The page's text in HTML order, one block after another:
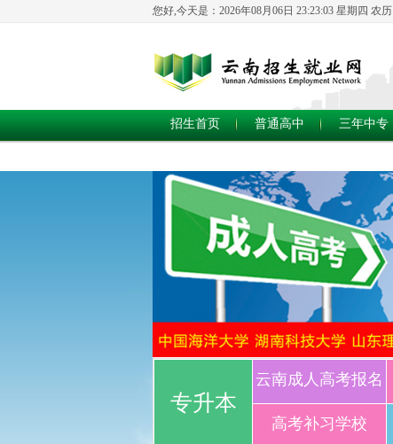
您好,今天是： 2026年08月06日 23:23:04 星期四 农历
招生首页 普通高中 三年中专
专升本
云南成人高考报名
高考补习学校